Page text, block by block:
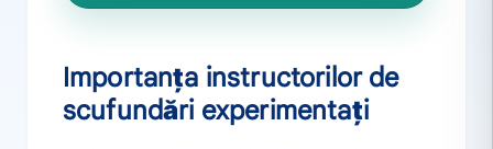
Importanța instructorilor de
scufundări experimentați